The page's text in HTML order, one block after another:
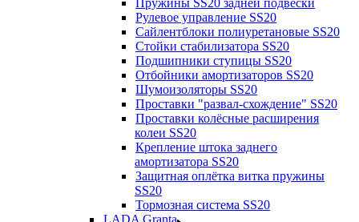
Пружины SS20 задней подвески
Рулевое управление SS20
Сайлентблоки полиуретановые SS20
Стойки стабилизатора SS20
Подшипники ступицы SS20
Отбойники амортизаторов SS20
Шумоизоляторы SS20
Проставки "развал-схождение" SS20
Проставки колёсные расширения
колеи SS20
Крепление штока заднего
амортизатора SS20
Защитная оплётка витка пружины
SS20
Тормозная система SS20
LADA Granta